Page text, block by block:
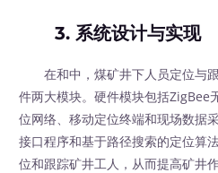
3. 系统设计与实现
在和中，煤矿井下人员定位与
件两大模块。硬件模块包括ZigBee
位网络、移动定位终端和现场数据
接口程序和基于路径搜索的定位算
位和跟踪矿井工人，从而提高矿井